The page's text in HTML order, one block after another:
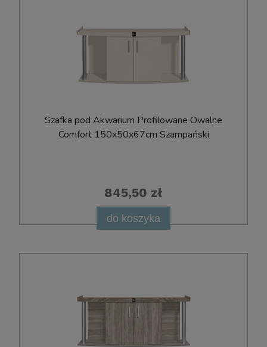
Szafka pod Akwarium Profilowane Owalne
Comfort 150x50x67cm Szampański
845,50 zł
do koszyka